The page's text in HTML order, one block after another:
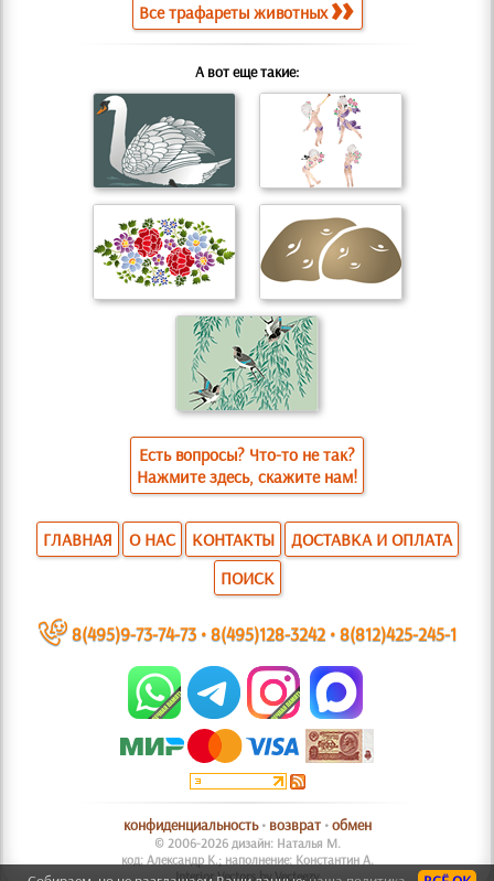
Все трафареты животных
А вот еще такие:
Есть вопросы? Что-то не так?
Нажмите здесь, скажите нам!
ГЛАВНАЯ О НАС КОНТАКТЫ
ДОСТАВКА И ОПЛАТА
ПОИСК
~ 8(495)9-73-74-73•8(495)128-3242•8(812)425-245-1
конфиденциальность• возврат•обмен
© 2006-2026 дизайн: Наталья М.
код: Александр К.; наполнение: Константин А.
Interior Vectors by Vecteezy